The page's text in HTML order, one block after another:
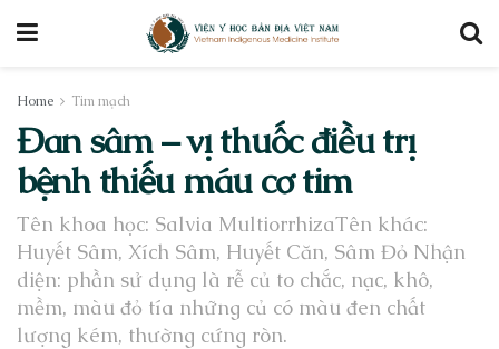
Home Tim mạch
Đan sâm – vị thuốc điều trị
bệnh thiếu máu cơ tim
Tên khoa học: Salvia MultiorrhizaTên khác:
Huyết Sâm, Xích Sâm, Huyết Căn, Sâm Đỏ Nhận
diện: phần sử dụng là rễ củ to chắc, nạc, khô,
mềm, màu đỏ tía những củ có màu đen chất
lượng kém, thường cứng ròn.